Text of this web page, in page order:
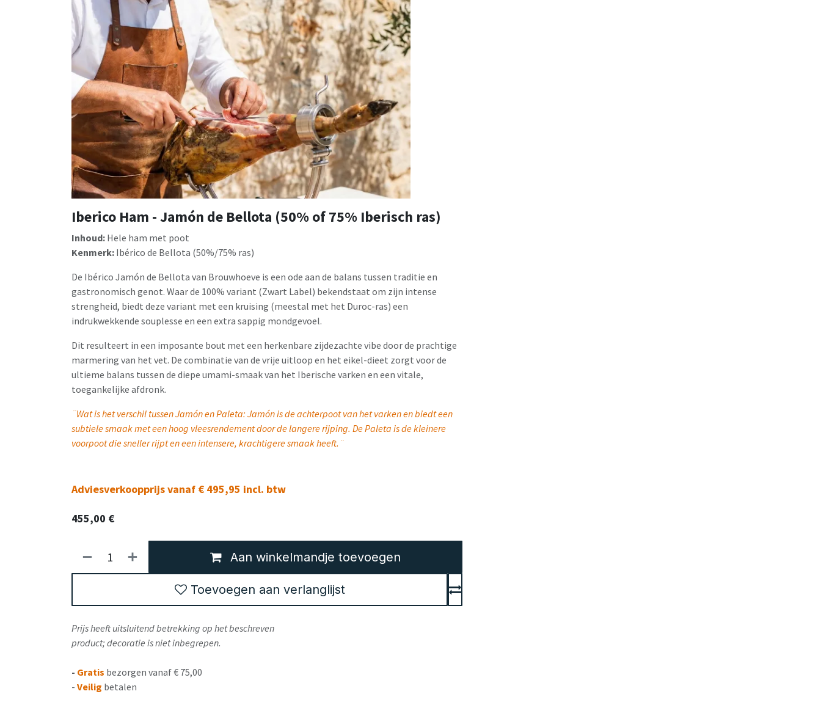
Iberico Ham - Jamón de Bellota (50% of 75% Iberisch ras)
Inhoud: Hele ham met poot
Kenmerk: Ibérico de Bellota (50%/75% ras)
De Ibérico Jamón de Bellota van Brouwhoeve is een ode aan de balans tussen traditie en
gastronomisch genot. Waar de 100% variant (Zwart Label) bekendstaat om zijn intense
strengheid, biedt deze variant met een kruising (meestal met het Duroc-ras) een
indrukwekkende souplesse en een extra sappig mondgevoel.
Dit resulteert in een imposante bout met een herkenbare zijdezachte vibe door de prachtige
marmering van het vet. De combinatie van de vrije uitloop en het eikel-dieet zorgt voor de
ultieme balans tussen de diepe umami-smaak van het Iberische varken en een vitale,
toegankelijke afdronk.
¨Wat is het verschil tussen Jamón en Paleta: Jamón is de achterpoot van het varken en biedt een
subtiele smaak met een hoog vleesrendement door de langere rijping. De Paleta is de kleinere
voorpoot die sneller rijpt en een intensere, krachtigere smaak heeft.¨
Adviesverkoopprijs vanaf € 495,95 incl. btw
455,00 €
Aan winkelmandje toevoegen
Toevoegen aan verlanglijst
Prijs heeft uitsluitend betrekking op het beschreven
product; decoratie is niet inbegrepen.
- Gratis bezorgen vanaf € 75,00
- Veilig betalen